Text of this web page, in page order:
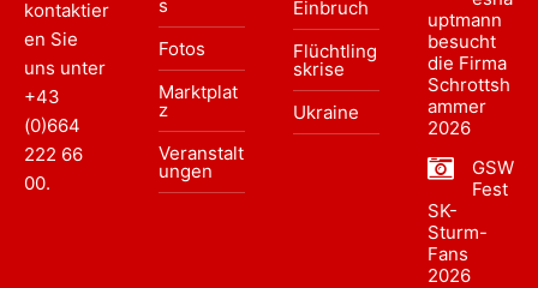
kontaktier
en Sie
uns unter
+43
(0)664
222 66
00.
s
Fotos
Marktplat
z
Veranstalt
ungen
Einbruch
Flüchtling
skrise
Ukraine
uptmann
besucht
die Firma
Schrottsh
ammer
2026
GSW
Fest
SK-
Sturm-
Fans
2026